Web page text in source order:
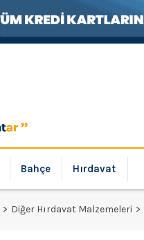
Bahçe Hırdavat
Diğer Hırdavat Malzemeleri